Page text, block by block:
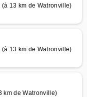
13 km de Watronville)
13 km de Watronville)
km de Watronville)